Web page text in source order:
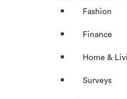
Fashion
Finance
Home &
Surveys